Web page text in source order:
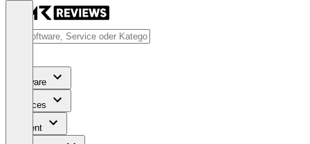
Software
Services
Content